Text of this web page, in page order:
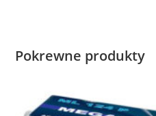
Pokrewne produkty